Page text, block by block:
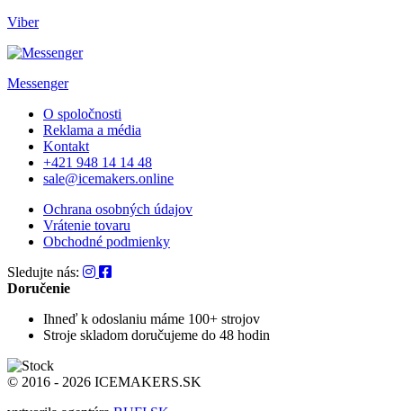
Viber
Messenger
O spoločnosti
Reklama a média
Kontakt
+421 948 14 14 48
sale@icemakers.online
Ochrana osobných údajov
Vrátenie tovaru
Obchodné podmienky
Sledujte nás:
Doručenie
Ihneď k odoslaniu máme 100+ strojov
Stroje skladom doručujeme do 48 hodin
© 2016 - 2026 ICEMAKERS.SK